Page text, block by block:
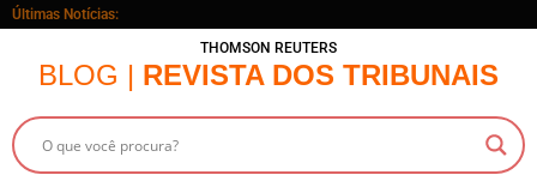
Últimas Notícias:
THOMSON REUTERS
BLOG | REVISTA DOS TRIBUNAIS